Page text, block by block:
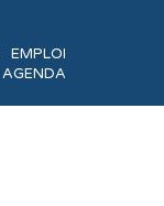
EMPLOI
AGENDA